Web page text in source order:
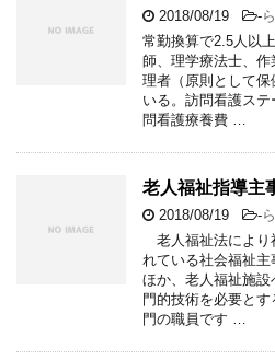
2018/08/19 -
常勤換算で2.5人以
師、理学療法士、
理者（原則として
いる。訪問看護ス
問看護療養費 …
老人福祉指導主
2018/08/19 -
老人福祉法により
れている社会福祉
ほか、老人福祉施
門的技術を必要と
門の職員です …